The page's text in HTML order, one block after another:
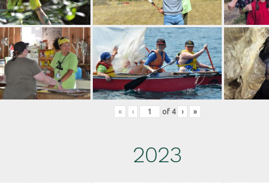
« ‹ of 4 › »
2023